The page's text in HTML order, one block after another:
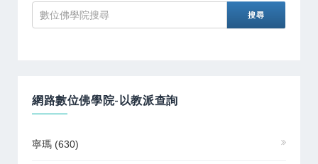
網路數位佛學院-以教派查詢
寧瑪 (630)